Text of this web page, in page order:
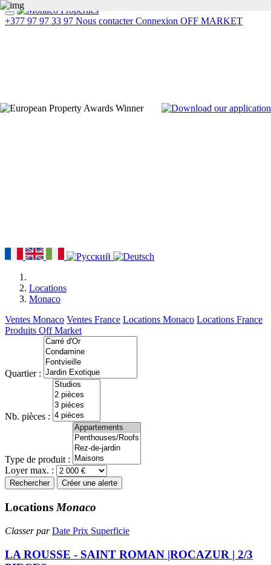
+377 97 97 33 97 Nous contacter Connexion OFF MARKET
Locations
Monaco
Ventes Monaco Ventes France Locations Monaco Locations France
Produits Off Market
Quartier :
Nb. pièces :
Type de produit :
Loyer max. :
Rechercher Créer une alerte
Locations Monaco
Classer par Date Prix Superficie
LA ROUSSE - SAINT ROMAN |ROCAZUR | 2/3